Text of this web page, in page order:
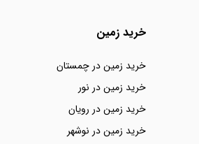
خرید زمین
خرید زمین در چمستان
خرید زمین در نور
خرید زمین در رویان
خرید زمین در نوشهر